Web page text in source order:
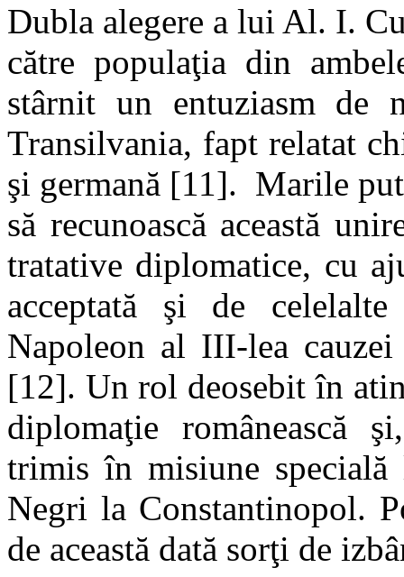
Dubla alegere a lui Al. I.
către populaţia din
stârnit un entuziasm de
Transilvania, fapt relatat
şi germană [11]. Marile
să recunoască această
tratative diplomatice, cu
acceptată şi de
Napoleon al III-lea
[12]. Un rol deosebit în
diplomaţie românească
trimis în misiune
Negri la Constantinopol.
de această dată sorţi de